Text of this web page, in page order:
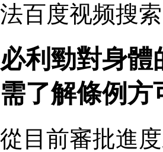
法百度视频搜
必利勁對身體
需了解條例方
從目前審批進